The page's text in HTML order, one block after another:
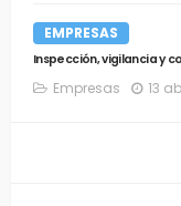
EMPRESAS
Inspección, vigilancia y
Empresas 13